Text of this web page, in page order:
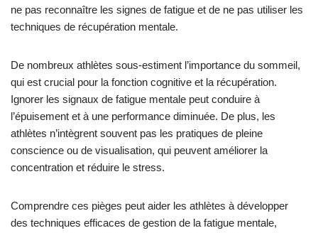
ne pas reconnaître les signes de fatigue et de ne pas utiliser les
techniques de récupération mentale.
De nombreux athlètes sous-estiment l’importance du sommeil,
qui est crucial pour la fonction cognitive et la récupération.
Ignorer les signaux de fatigue mentale peut conduire à
l’épuisement et à une performance diminuée. De plus, les
athlètes n’intègrent souvent pas les pratiques de pleine
conscience ou de visualisation, qui peuvent améliorer la
concentration et réduire le stress.
Comprendre ces pièges peut aider les athlètes à développer
des techniques efficaces de gestion de la fatigue mentale,